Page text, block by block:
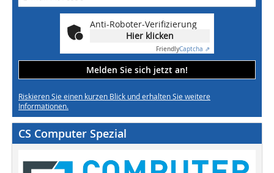
Anti-Roboter-Verifizierung
Hier klicken
FriendlyCaptcha ⇗
Melden Sie sich jetzt an!
Riskieren Sie einen kurzen Blick und erhalten Sie weitere
Informationen.
CS Computer Spezial